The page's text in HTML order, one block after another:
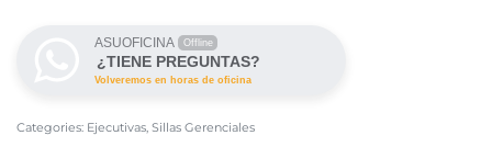
ASUOFICINA Offline
¿TIENE PREGUNTAS?
Volveremos en horas de oficina
Categories: Ejecutivas, Sillas Gerenciales